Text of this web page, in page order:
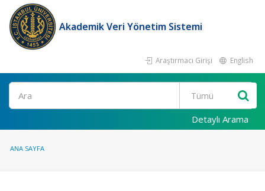
Akademik Veri Yönetim Sistemi
Araştırmacı Girişi English
Ara
Detaylı Arama
ANA SAYFA